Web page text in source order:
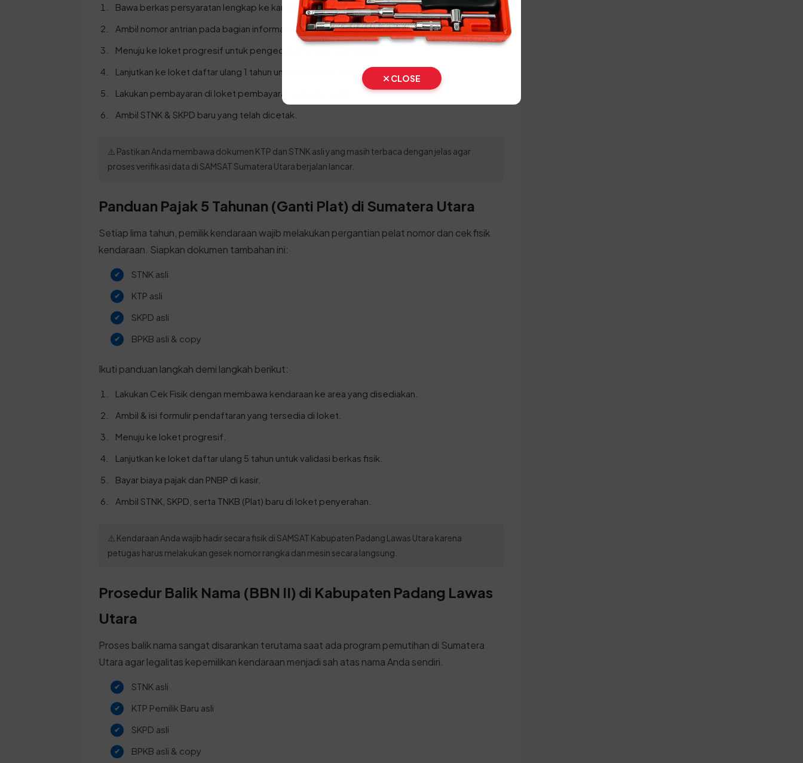
Bawa berkas persyaratan lengkap ke kantor SAMSAT.
Ambil nomor antrian pada bagian informasi.
Menuju ke loket progresif untuk pengecekan status kendaraan.
Lanjutkan ke loket daftar ulang 1 tahun untuk verifikasi data.
Lakukan pembayaran di loket pembayaran yang tersedia.
Ambil STNK & SKPD baru yang telah dicetak.
⚠️ Pastikan Anda membawa dokumen KTP dan STNK asli yang masih terbaca dengan jelas agar
proses verifikasi data di SAMSAT Sumatera Utara berjalan lancar.
Panduan Pajak 5 Tahunan (Ganti Plat) di Sumatera Utara
Setiap lima tahun, pemilik kendaraan wajib melakukan pergantian pelat nomor dan cek fisik
kendaraan. Siapkan dokumen tambahan ini:
STNK asli
KTP asli
SKPD asli
BPKB asli & copy
Ikuti panduan langkah demi langkah berikut:
Lakukan Cek Fisik dengan membawa kendaraan ke area yang disediakan.
Ambil & isi formulir pendaftaran yang tersedia di loket.
Menuju ke loket progresif.
Lanjutkan ke loket daftar ulang 5 tahun untuk validasi berkas fisik.
Bayar biaya pajak dan PNBP di kasir.
Ambil STNK, SKPD, serta TNKB (Plat) baru di loket penyerahan.
⚠️ Kendaraan Anda wajib hadir secara fisik di SAMSAT Kabupaten Padang Lawas Utara karena
petugas harus melakukan gesek nomor rangka dan mesin secara langsung.
Prosedur Balik Nama (BBN II) di Kabupaten Padang Lawas
Utara
Proses balik nama sangat disarankan terutama saat ada program pemutihan di Sumatera
Utara agar legalitas kepemilikan kendaraan menjadi sah atas nama Anda sendiri.
STNK asli
KTP Pemilik Baru asli
SKPD asli
BPKB asli & copy
CLOSE